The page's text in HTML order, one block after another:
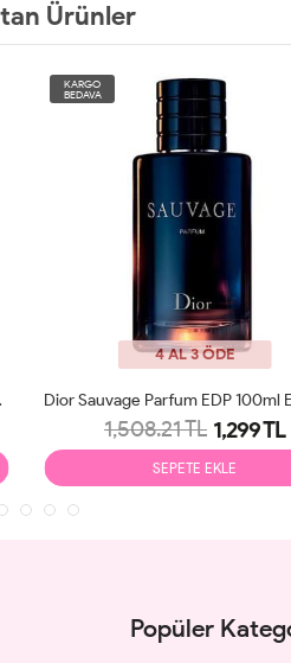
Ürünler
KARGO
BEDAVA
4 AL 3 ÖDE
1,508.21 TL 1,299 TL
SEPETE EKLE
Popüler